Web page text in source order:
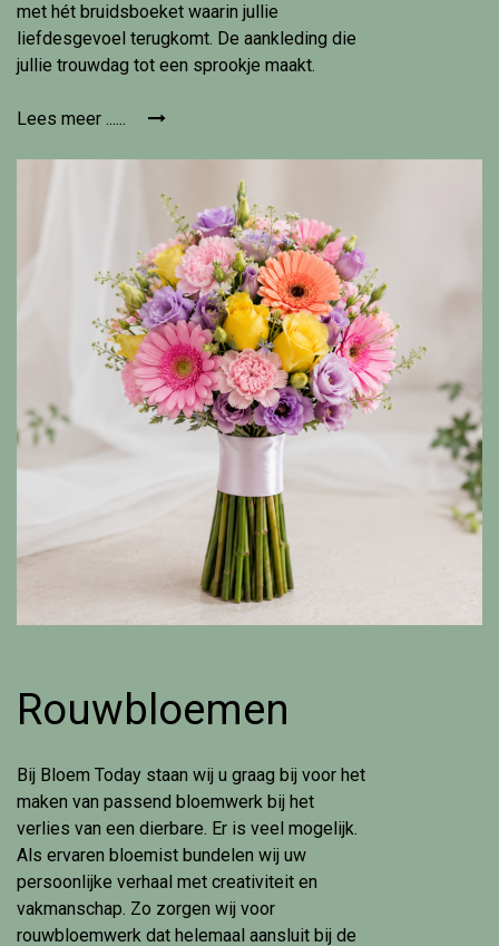
met hét bruidsboeket waarin jullie
liefdesgevoel terugkomt. De aankleding die
jullie trouwdag tot een sprookje maakt.
Lees meer ......
Rouwbloemen
Bij Bloem Today staan wij u graag bij voor het
maken van passend bloemwerk bij het
verlies van een dierbare. Er is veel mogelijk.
Als ervaren bloemist bundelen wij uw
persoonlijke verhaal met creativiteit en
vakmanschap. Zo zorgen wij voor
rouwbloemwerk dat helemaal aansluit bij de